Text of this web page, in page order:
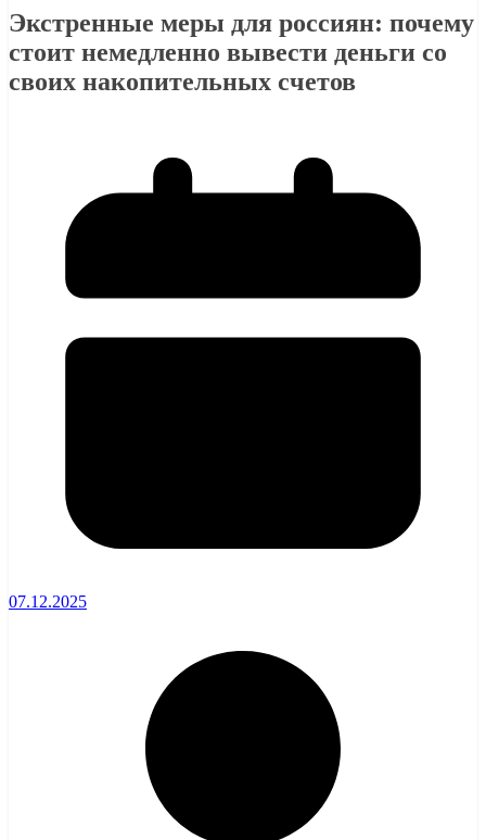
Экстренные меры для россиян: почему
стоит немедленно вывести деньги со
своих накопительных счетов
07.12.2025